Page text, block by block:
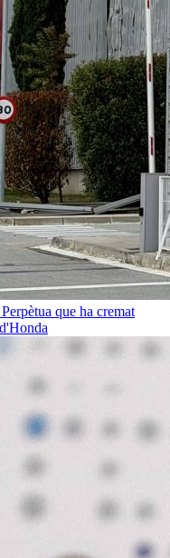
que ha cremat